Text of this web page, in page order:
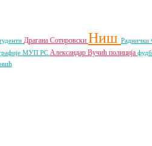
Драгана Сотировски Ниш
МУП РС Александар Вучић полиција